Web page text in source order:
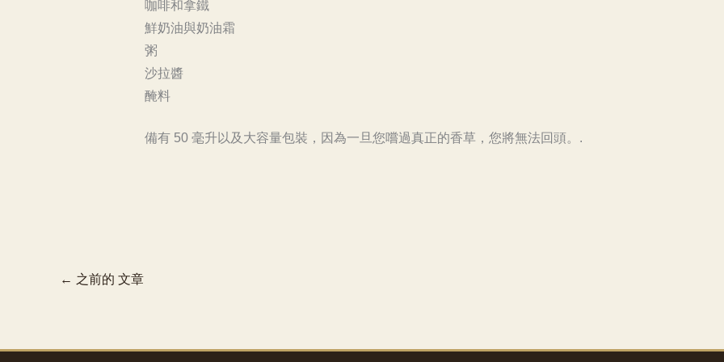
咖啡和拿鐵
鮮奶油與奶油霜
粥
沙拉醬
醃料
備有 50 毫升以及大容量包裝，因為一旦您嚐過真正的香草，您將無法回頭。.
← 之前的 文章